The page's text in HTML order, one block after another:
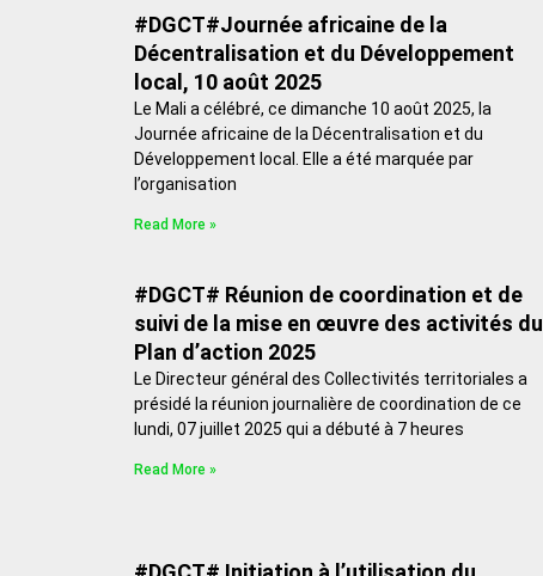
#DGCT#Journée africaine de la
Décentralisation et du Développement
local, 10 août 2025
Le Mali a célébré, ce dimanche 10 août 2025, la
Journée africaine de la Décentralisation et du
Développement local. Elle a été marquée par
l’organisation
Read More »
#DGCT# Réunion de coordination et de
suivi de la mise en œuvre des activités du
Plan d’action 2025
Le Directeur général des Collectivités territoriales a
présidé la réunion journalière de coordination de ce
lundi, 07 juillet 2025 qui a débuté à 7 heures
Read More »